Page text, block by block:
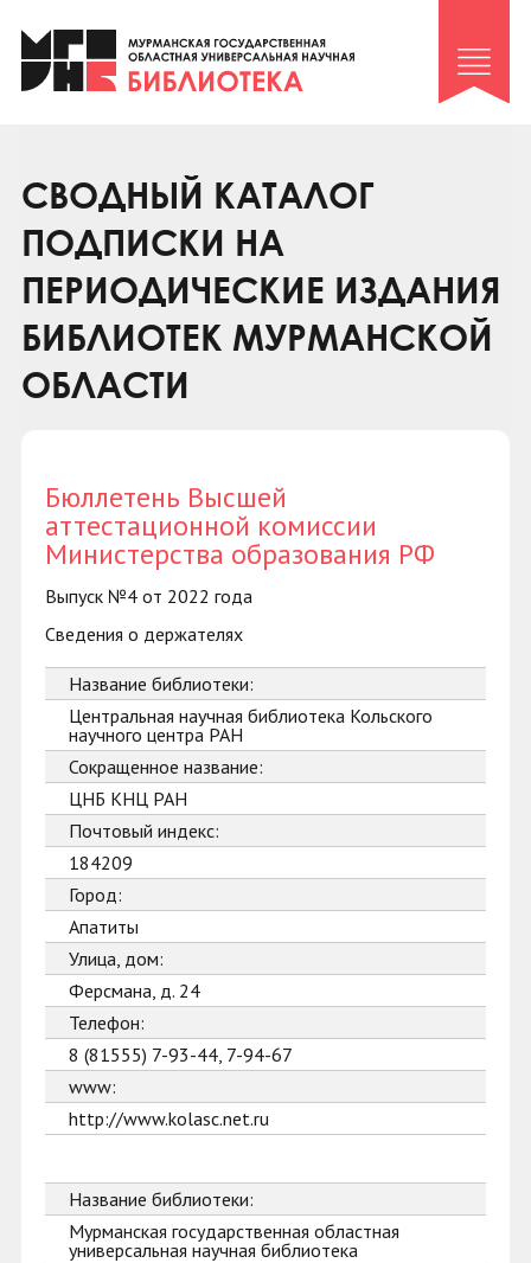
Клуб «Гиря и сельдерей»
Клуб «Семейный архив»
Коллегам
Контакты
СВОДНЫЙ КАТАЛОГ
ПОДПИСКИ НА
ПЕРИОДИЧЕСКИЕ ИЗДАНИЯ
БИБЛИОТЕК МУРМАНСКОЙ
ОБЛАСТИ
Бюллетень Высшей
аттестационной комиссии
Министерства образования РФ
Выпуск №4 от 2022 года
Сведения о держателях
Название библиотеки:
Центральная научная библиотека Кольского
научного центра РАН
Сокращенное название:
ЦНБ КНЦ РАН
Почтовый индекс:
184209
Город:
Апатиты
Улица, дом:
Ферсмана, д. 24
Телефон:
8 (81555) 7-93-44, 7-94-67
www:
http://www.kolasc.net.ru
Название библиотеки:
Мурманская государственная областная
универсальная научная библиотека